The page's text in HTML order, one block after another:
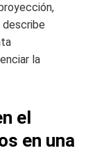
la
el
en una